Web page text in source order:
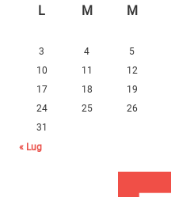
L M M
3
4 5
10
11 12
17
18 19
24
25 26
31
« Lug